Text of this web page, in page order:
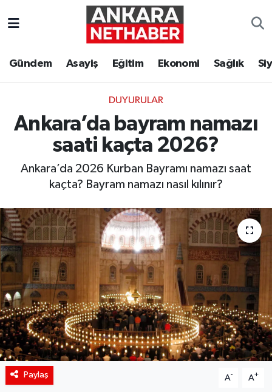
Gündem Asayiş Eğitim Ekonomi Sağlık
DUYURULAR
Ankara’da bayram namazı
saati kaçta 2026?
Ankara’da 2026 Kurban Bayramı namazı saat
kaçta? Bayram namazı nasıl kılınır?
Paylaş A- A+
Ekonomi
Gündem
Resmi İlanlar
Sağlık
Siyaset
Spor
Teknoloji
Yaşam
Ankara Hava Durumu
Tüm Manşetler
Son Dakika Haberleri